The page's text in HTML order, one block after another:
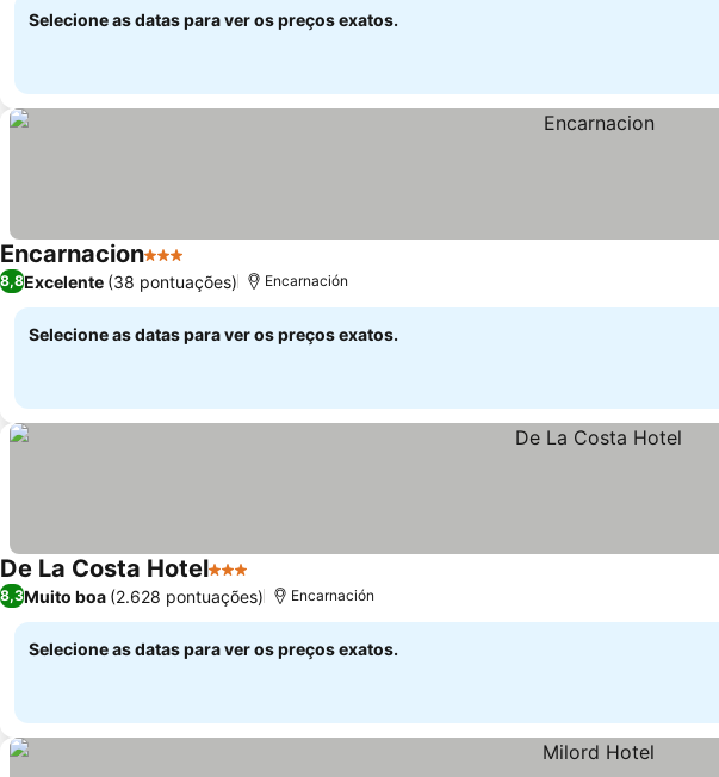
Selecione as datas para ver os preços exatos.
Encarnacion3 Estrelas
8,8Excelente (38 pontuações) Encarnación
Selecione as datas para ver os preços exatos.
De La Costa Hotel3 Estrelas
8,3Muito boa (2.628 pontuações) Encarnación
Selecione as datas para ver os preços exatos.